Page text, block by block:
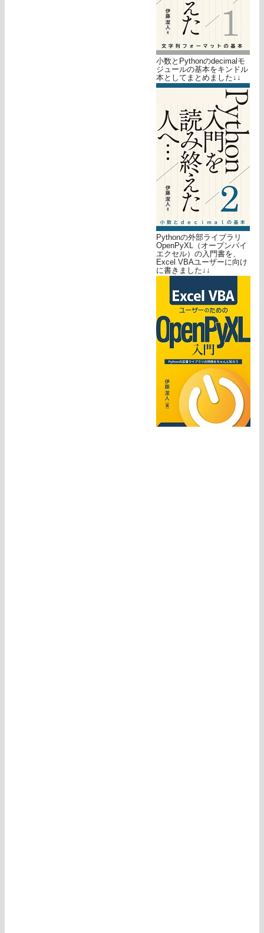
小数とPythonのdecimalモ
ジュールの基本をキンドル
本としてまとめました↓↓
Pythonの外部ライブラリ
OpenPyXL（オープンパイ
エクセル）の入門書を、
Excel VBAユーザーに向け
に書きました↓↓